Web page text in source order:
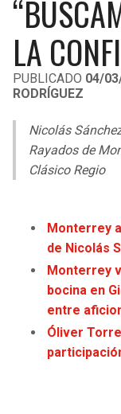
LIGA DE EXPANSIÓN
LEAGUES CUP
UEFA EUROPA LEAGUE
UEFA CONFERENCE
MLS
COPA
OTRAS LIGAS
LA
PUBLICADO 04/
RODRÍGUEZ
Nicolás
Rayados de
Clásico Regio
Monterrey
de Nicolás
Monterrey
bocina en
entre
Óliver